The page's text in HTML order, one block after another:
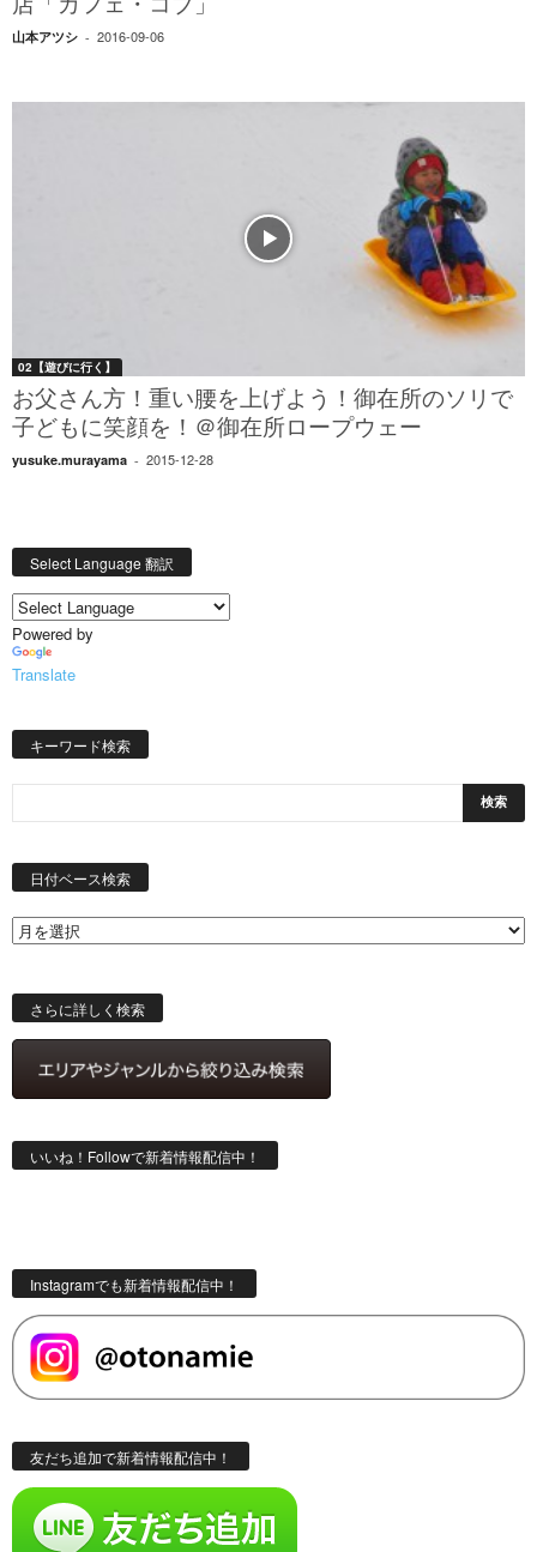
店「カフェ・コブ」
山本アツシ - 2016-09-06
02【遊びに行く】
お父さん方！重い腰を上げよう！御在所のソリで
子どもに笑顔を！＠御在所ロープウェー
yusuke.murayama - 2015-12-28
Select Language 翻訳
Powered by
Translate
キーワード検索
日付ベース検索
索
さらに詳しく検索
いいね！Followで新着情報配信中！
Instagramでも新着情報配信中！
友だち追加で新着情報配信中！